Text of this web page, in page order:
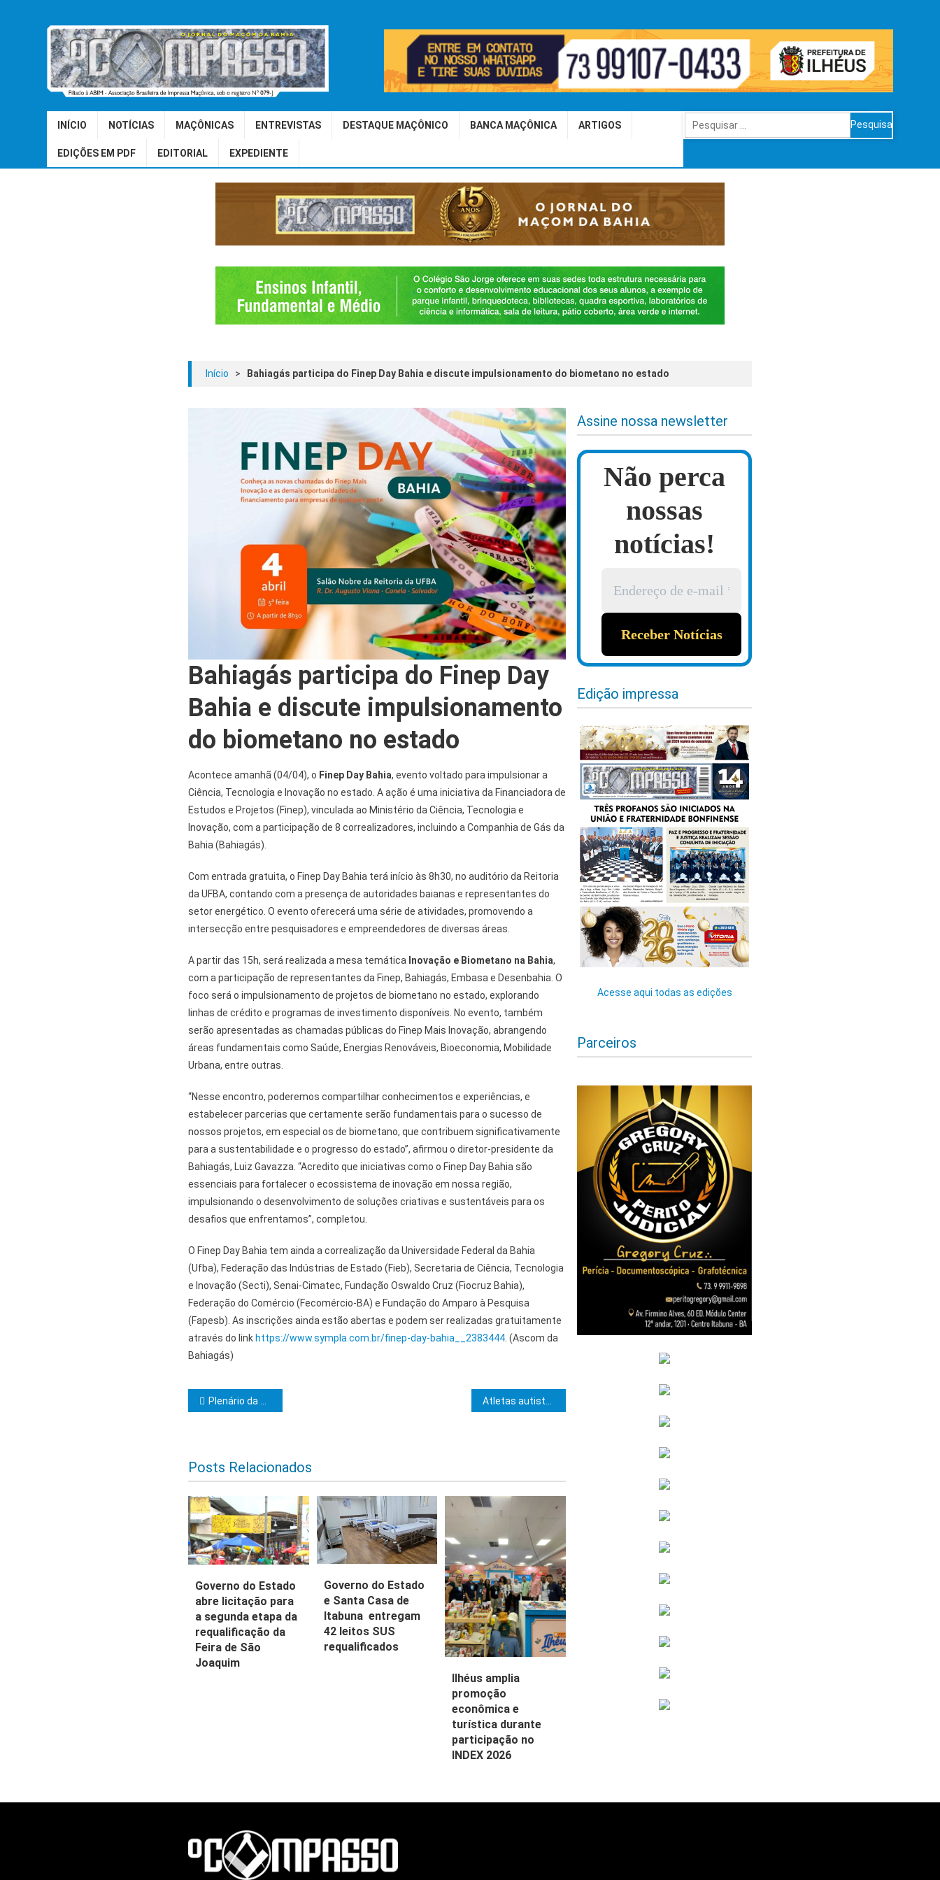
INÍCIO NOTÍCIAS MAÇÔNICAS ENTREVISTAS DESTAQUE MAÇÔNICO BANCA MAÇÔNICA ARTIGOS
EDIÇÕES EM PDF EDITORIAL EXPEDIENTE
Pesquisar
por:
Início > Bahiagás participa do Finep Day Bahia e discute impulsionamento do biometano no estado
Bahiagás participa do Finep Day
Bahia e discute impulsionamento
do biometano no estado
Acontece amanhã (04/04), o Finep Day Bahia, evento voltado para impulsionar a
Ciência, Tecnologia e Inovação no estado. A ação é uma iniciativa da Financiadora de
Estudos e Projetos (Finep), vinculada ao Ministério da Ciência, Tecnologia e
Inovação, com a participação de 8 correalizadores, incluindo a Companhia de Gás da
Bahia (Bahiagás).
Com entrada gratuita, o Finep Day Bahia terá início às 8h30, no auditório da Reitoria
da UFBA, contando com a presença de autoridades baianas e representantes do
setor energético. O evento oferecerá uma série de atividades, promovendo a
intersecção entre pesquisadores e empreendedores de diversas áreas.
A partir das 15h, será realizada a mesa temática Inovação e Biometano na Bahia,
com a participação de representantes da Finep, Bahiagás, Embasa e Desenbahia. O
foco será o impulsionamento de projetos de biometano no estado, explorando
linhas de crédito e programas de investimento disponíveis. No evento, também
serão apresentadas as chamadas públicas do Finep Mais Inovação, abrangendo
áreas fundamentais como Saúde, Energias Renováveis, Bioeconomia, Mobilidade
Urbana, entre outras.
“Nesse encontro, poderemos compartilhar conhecimentos e experiências, e
estabelecer parcerias que certamente serão fundamentais para o sucesso de
nossos projetos, em especial os de biometano, que contribuem significativamente
para a sustentabilidade e o progresso do estado”, afirmou o diretor-presidente da
Bahiagás, Luiz Gavazza. “Acredito que iniciativas como o Finep Day Bahia são
essenciais para fortalecer o ecossistema de inovação em nossa região,
impulsionando o desenvolvimento de soluções criativas e sustentáveis para os
desafios que enfrentamos”, completou.
O Finep Day Bahia tem ainda a correalização da Universidade Federal da Bahia
(Ufba), Federação das Indústrias de Estado (Fieb), Secretaria de Ciência, Tecnologia
e Inovação (Secti), Senai-Cimatec, Fundação Oswaldo Cruz (Fiocruz Bahia),
Federação do Comércio (Fecomércio-BA) e Fundação do Amparo à Pesquisa
(Fapesb). As inscrições ainda estão abertas e podem ser realizadas gratuitamente
através do link https://www.sympla.com.br/finep-day-bahia__2383444. (Ascom da
Bahiagás)
Navegação de Post
Plenário da Alba autoriza Governo do Estado a contratar empréstimo de R$ 400 milhões Atletas autistas trilham carreiras promissoras e viajam o mundo em competições que desenvolvem capacidades
Posts Relacionados
Governo do Estado
abre licitação para
a segunda etapa da
requalificação da
Feira de São
Joaquim
Governo do Estado
e Santa Casa de
Itabuna entregam
42 leitos SUS
requalificados
Ilhéus amplia
promoção
econômica e
turística durante
participação no
INDEX 2026
Assine nossa newsletter
Não perca
nossas
notícias!
Edição impressa
Acesse aqui todas as edições
Parceiros